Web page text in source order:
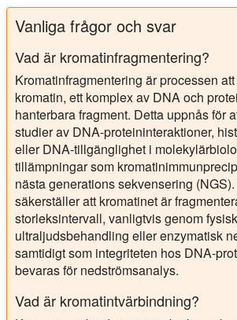
Vanliga frågor och svar
Vad är kromatinfragmentering?
Kromatinfragmentering är processen
kromatin, ett komplex av DNA och
hanterbara fragment. Detta uppnås för
studier av DNA-proteininteraktioner,
eller DNA-tillgänglighet i
tillämpningar som
nästa generations sekvensering
säkerställer att kromatinet är
storleksintervall, vanligtvis genom
ultraljudsbehandling eller enzymatisk
samtidigt som integriteten hos DNA-
bevaras för nedströmsanalys.
Vad är kromatintvärbindning?